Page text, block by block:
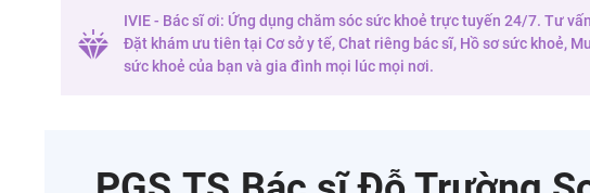
IVIE - Bác sĩ ơi: Ứng dụng chăm sóc sức khoẻ trực tuyến 24/7. Tư
Đặt khám ưu tiên tại Cơ sở y tế, Chat riêng bác sĩ, Hồ sơ sức khoẻ,
sức khoẻ của bạn và gia đình mọi lúc mọi nơi.